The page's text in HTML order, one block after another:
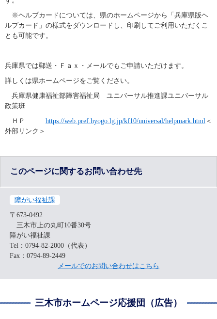
※ヘルプカードについては、県のホームページから「兵庫県版ヘ
ルプカード」の様式をダウンロードし、印刷してご利用いただくこ
とも可能です。
兵庫県では郵送・Ｆａｘ・メールでもご申請いただけます。
詳しくは県ホームページをご覧ください。
兵庫県健康福祉部障害福祉局　ユニバーサル推進課ユニバーサル
政策班
ＨＰ https://web.pref.hyogo.lg.jp/kf10/universal/helpmark.html ＜
外部リンク＞
このページに関するお問い合わせ先
障がい福祉課
〒673-0492
三木市上の丸町10番30号
障がい福祉課
Tel：0794-82-2000（代表）
Fax：0794-89-2449
メールでのお問い合わせはこちら
三木市ホームページ応援団（広告）